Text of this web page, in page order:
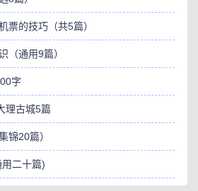
票的技巧（共5篇）
（通用9篇）
字
理古城5篇
锦20篇）
二十篇)